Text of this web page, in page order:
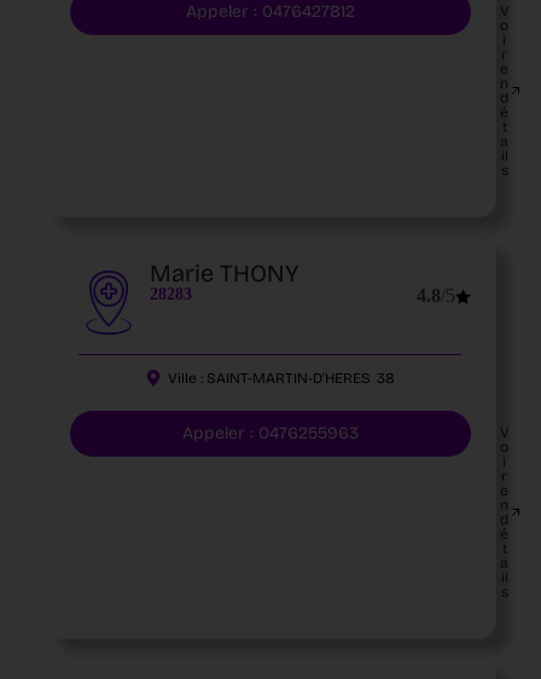
Appeler : 0476427812
V
o
i
r
e
n
d
é
t
a
il
s
Marie THONY
28283 4.8/5
Ville : SAINT-MARTIN-D'HERES 38
Appeler : 0476255963
V
o
i
r
e
n
d
é
t
a
il
s